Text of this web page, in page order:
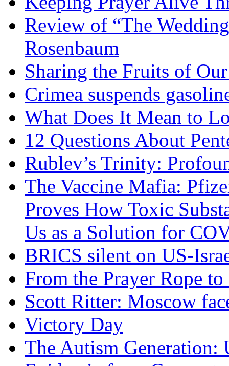
Review of “The
Rosenbaum
Sharing the Fruits of
Crimea suspends
What Does It Mean to
12 Questions About
Rublev’s Trinity:
The Vaccine Mafia:
Proves How Toxic
Us as a Solution for
BRICS silent on US-
From the Prayer Rope
Scott Ritter: Moscow
Victory Day
The Autism Generation: